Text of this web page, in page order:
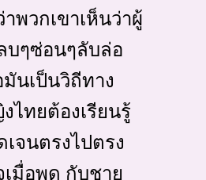
าพวกเขาเห็นว่าผู้
บๆซ่อนๆลับล่อ
นเป็นวิถีทาง
ไทยต้องเรียนรู้
จนตรงไปตรง
มื่อพูด กับชาย